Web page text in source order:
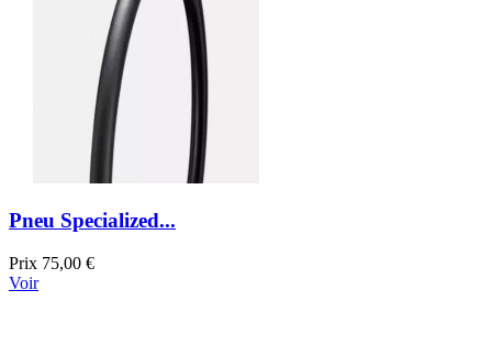
Pneu Specialized...
Prix 75,00 €
Voir